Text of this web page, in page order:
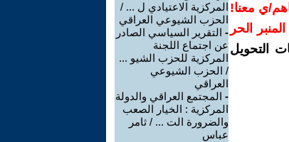
ي معنا!
الحر
التحويل
المركزية الاعتيادي ل ... /
الحزب الشيوعي العراقي
- التقرير السياسي الصادر
عن اجتماع اللجنة
المركزية للحزب الشيو ...
/ الحزب الشيوعي
العراقي
- المجتمع العراقي والدولة
المركزية : الخيار الصعب
والضرورة الت ... / ثامر
عباس